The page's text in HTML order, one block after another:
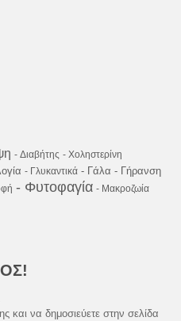
- Διαβήτης - Χοληστερίνη
- Γλυκαντικά - Γάλα - Γήρανση
- Φυτοφαγία - Μακροζωία
και να δημοσιεύετε στην σελίδα